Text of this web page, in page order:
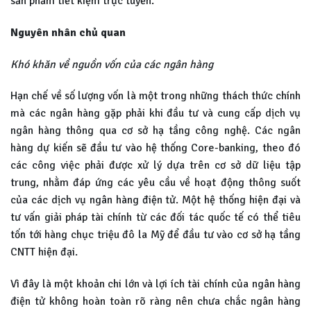
Nguyên nhân chủ quan
Khó khăn về nguồn vốn của các ngân hàng
Hạn chế về số lượng vốn là một trong những thách thức chính
mà các ngân hàng gặp phải khi đầu tư và cung cấp dịch vụ
ngân hàng thông qua cơ sở hạ tầng công nghệ. Các ngân
hàng dự kiến sẽ đầu tư vào hệ thống Core-banking, theo đó
các công việc phải được xử lý dựa trên cơ sở dữ liệu tập
trung, nhằm đáp ứng các yêu cầu về hoạt động thông suốt
của các dịch vụ ngân hàng điện tử. Một hệ thống hiện đại và
tư vấn giải pháp tài chính từ các đối tác quốc tế có thể tiêu
tốn tới hàng chục triệu đô la Mỹ để đầu tư vào cơ sở hạ tầng
CNTT hiện đại.
Vì đây là một khoản chi lớn và lợi ích tài chính của ngân hàng
điện tử không hoàn toàn rõ ràng nên chưa chắc ngân hàng